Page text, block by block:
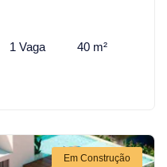
1 Vaga 40 m²
Em Construção